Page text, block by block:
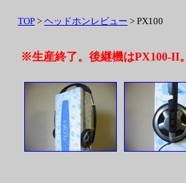
※生産終了。後継機はPX100-II。
TOP > ヘッドホンレビュー > PX100